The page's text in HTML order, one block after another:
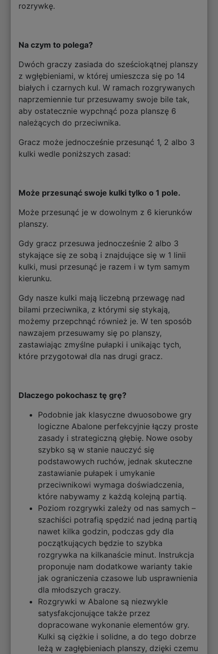
rozrywkę.
Na czym to polega?
Dwóch graczy zasiada do sześciokątnej planszy
z wgłębieniami, w której umieszcza się po 14
białych i czarnych kul. W ramach rozgrywanych
naprzemiennie tur przesuwamy swoje bile tak,
aby ostatecznie wypchnąć poza planszę 6
należących do przeciwnika.
Gracz może jednocześnie przesunąć 1, 2 albo 3
kulki wedle poniższych zasad:
Może przesunąć swoje kulki tylko o 1 pole.
Może przesunąć je w dowolnym z 6 kierunków
planszy.
Gdy gracz przesuwa jednocześnie 2 albo 3
stykające się ze sobą i znajdujące się w 1 linii
kulki, musi przesunąć je razem i w tym samym
kierunku.
Gdy nasze kulki mają liczebną przewagę nad
bilami przeciwnika, z którymi się stykają,
możemy przepchnąć również je. W ten sposób
nawzajem przesuwamy się po planszy,
zastawiając zmyślne pułapki i unikając tych,
które przygotował dla nas drugi gracz.
Dlaczego pokochasz tę grę?
Podobnie jak klasyczne dwuosobowe gry
logiczne Abalone perfekcyjnie łączy proste
zasady i strategiczną głębię. Nowe osoby
szybko są w stanie nauczyć się
podstawowych ruchów, jednak skuteczne
zastawianie pułapek i umykanie
przeciwnikowi wymaga doświadczenia,
które nabywamy z każdą kolejną partią.
Poziom rozgrywki zależy od nas samych –
szachiści potrafią spędzić nad jedną partią
nawet kilka godzin, podczas gdy dla
początkujących będzie to szybka
rozgrywka na kilkanaście minut. Instrukcja
proponuje nam dodatkowe warianty takie
jak ograniczenia czasowe lub usprawnienia
dla młodszych graczy.
Rozgrywki w Abalone są niezwykle
satysfakcjonujące także przez
dopracowane wykonanie elementów gry.
Kulki są ciężkie i solidne, a do tego dobrze
leżą w zagłębieniach planszy, dzięki czemu